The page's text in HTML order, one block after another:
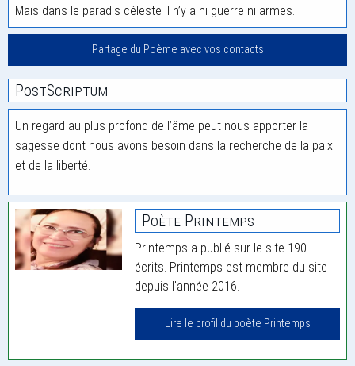
Mais dans le paradis céleste il n’y a ni guerre ni armes.
Partage du Poème avec vos contacts
PostScriptum
Un regard au plus profond de l’âme peut nous apporter la
sagesse dont nous avons besoin dans la recherche de la paix
et de la liberté.
Poète Printemps
Printemps a publié sur le site 190
écrits. Printemps est membre du site
depuis l'année 2016.
Lire le profil du poète Printemps